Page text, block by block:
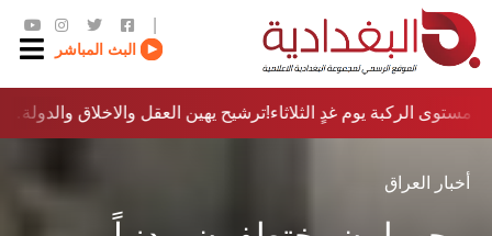
البث المباشر
ترشيح يهين العقل والاخلاق والدولة…؟!مستوى الركبة يوم غدٍ الثلاثاء
أخبار العراق